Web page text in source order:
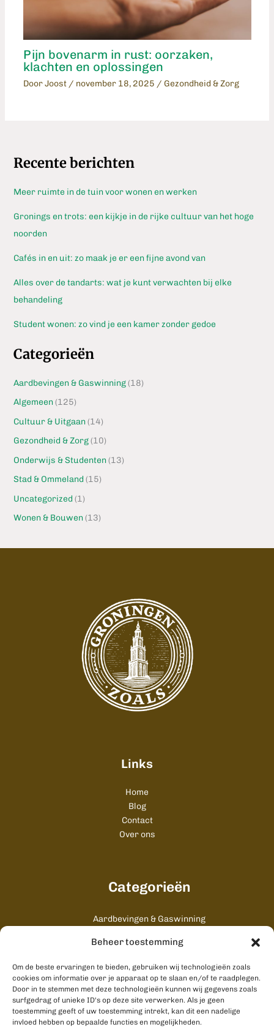
Beheer toestemming
Om de beste ervaringen te bieden, gebruiken wij technologieën zoals
cookies om informatie over je apparaat op te slaan en/of te raadplegen.
Door in te stemmen met deze technologieën kunnen wij gegevens zoals
surfgedrag of unieke ID's op deze site verwerken. Als je geen
toestemming geeft of uw toestemming intrekt, kan dit een nadelige
invloed hebben op bepaalde functies en mogelijkheden.
Pijn bovenarm in rust: oorzaken,
klachten en oplossingen
Door Joost / november 18, 2025 / Gezondheid & Zorg
Recente berichten
Meer ruimte in de tuin voor wonen en werken
Gronings en trots: een kijkje in de rijke cultuur van het hoge
noorden
Cafés in en uit: zo maak je er een fijne avond van
Alles over de tandarts: wat je kunt verwachten bij elke
behandeling
Student wonen: zo vind je een kamer zonder gedoe
Categorieën
Aardbevingen & Gaswinning(18)
Algemeen(125)
Cultuur & Uitgaan(14)
Gezondheid & Zorg(10)
Onderwijs & Studenten(13)
Stad & Ommeland (15)
Uncategorized (1)
Wonen & Bouwen(13)
Links
Home
Blog
Contact
Over ons
Categorieën
Aardbevingen & Gaswinning
Cultuur & Uitgaan
Onderwijs & Studenten
Stad & Ommeland
Wonen & Bouwen